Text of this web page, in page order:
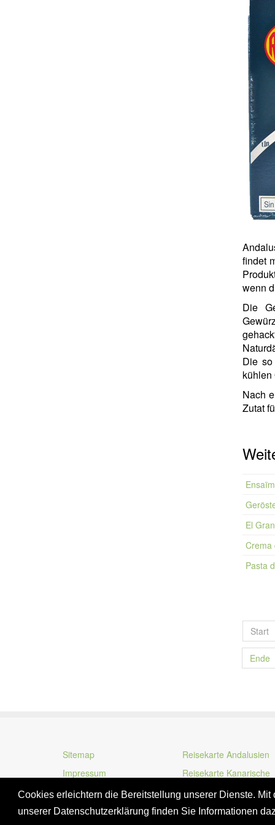
Cookies erleichtern die Bereitstellung unserer Dienste.
unserer Datenschutzerklärung finden Sie Informationen
findet
wenn
Die
Die
kühlen
Nach
Zutat
El
Crema
Pasta
Start
Ende
Sitemap
Impressum
Reisekarte Andalusien
Reisekarte Kanarische